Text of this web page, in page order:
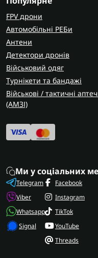
FPV дрони
Автомобільні РЕБи
Антени
Детектори дронів
Військовий одяг
Турнікети та бандажі
Військові / тактичні
(AMЗІ)
Ми у соціальних
Telegram
Viber
Whatsapp
Signal
Facebook
Instagram
TikTok
YouTube
Threads